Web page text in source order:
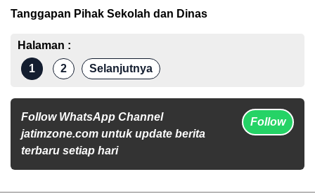
Tanggapan Pihak Sekolah dan Dinas
Halaman :
1
2 Selanjutnya
Follow WhatsApp Channel
jatimzone.com untuk update berita
terbaru setiap hari
Follow